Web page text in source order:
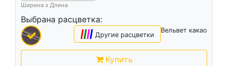
Ширина х Длина
Выбрана расцветка:
Вельвет какао
|||| Другие расцветки
Купить